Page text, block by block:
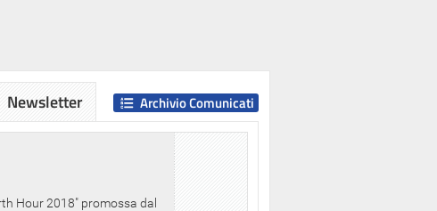
Hour 2018" promossa dal
Archivio Comunicati
Newsletter